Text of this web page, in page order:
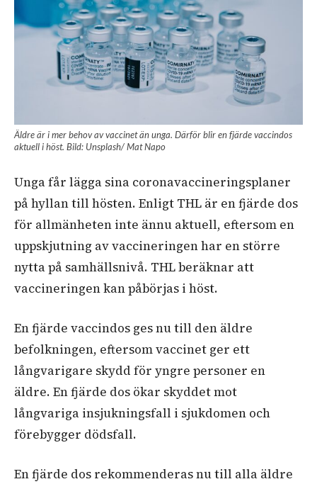
Äldre är i mer behov av vaccinet än unga. Därför blir en fjärde vaccindos
aktuell i höst. Bild: Unsplash/ Mat Napo
Unga får lägga sina coronavaccineringsplaner
på hyllan till hösten. Enligt THL är en fjärde dos
för allmänheten inte ännu aktuell, eftersom en
uppskjutning av vaccineringen har en större
nytta på samhällsnivå. THL beräknar att
vaccineringen kan påbörjas i höst.
En fjärde vaccindos ges nu till den äldre
befolkningen, eftersom vaccinet ger ett
långvarigare skydd för yngre personer en
äldre. En fjärde dos ökar skyddet mot
långvariga insjukningsfall i sjukdomen och
förebygger dödsfall.
En fjärde dos rekommenderas nu till alla äldre